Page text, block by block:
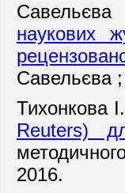
наукових
Савельєва ;
Тихонкова І.
Reuters)
2016.